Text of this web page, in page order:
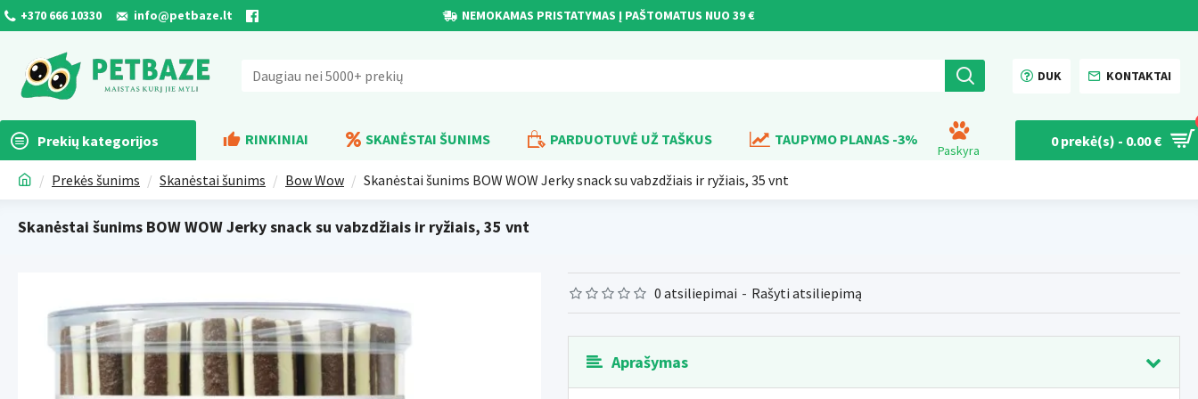
+370 666 10330 info@petbaze.lt NEMOKAMAS PRISTATYMAS Į PAŠTOMATUS NUO 39 €
DUK KONTAKTAI
Prekių kategorijos RINKINIAI SKANĖSTAI ŠUNIMS PARDUOTUVĖ UŽ TAŠKUS TAUPYMO PLANAS -3%
Paskyra
0 prekė(s) - 0.00 €
Prekės šunims Skanėstai šunims Bow Wow Skanėstai šunims BOW WOW Jerky snack su vabzdžiais ir ryžiais, 35 vnt
Skanėstai šunims BOW WOW Jerky snack su vabzdžiais ir ryžiais, 35 vnt
0 atsiliepimai - Rašyti atsiliepimą
Aprašymas